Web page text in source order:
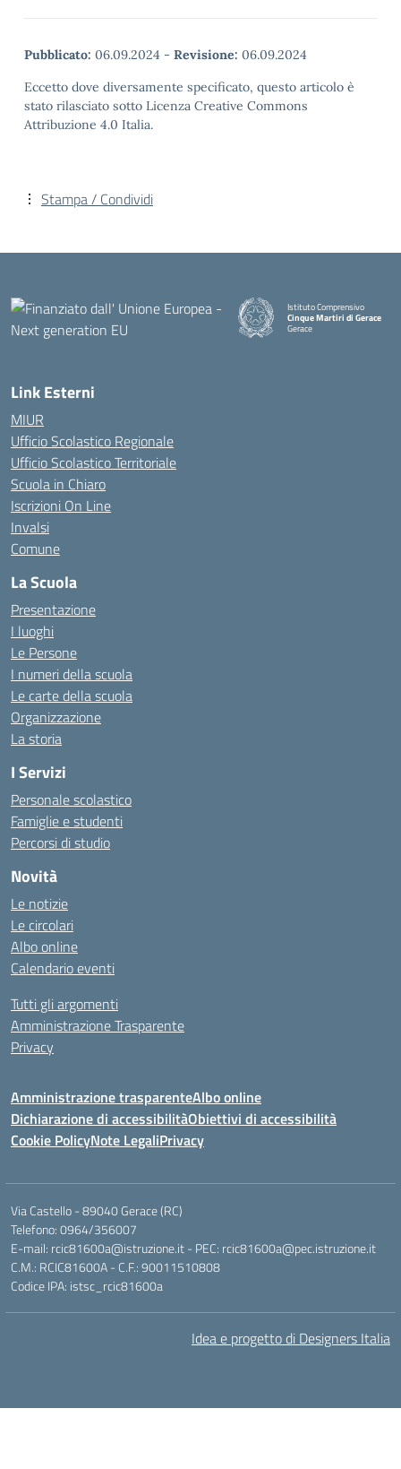
Pubblicato: 06.09.2024 - Revisione: 06.09.2024
Eccetto dove diversamente specificato, questo articolo è
stato rilasciato sotto Licenza Creative Commons
Attribuzione 4.0 Italia.
Stampa / Condividi
Istituto Comprensivo
Cinque Martiri di Gerace
Gerace
Link Esterni
MIUR
Ufficio Scolastico Regionale
Ufficio Scolastico Territoriale
Scuola in Chiaro
Iscrizioni On Line
Invalsi
Comune
La Scuola
Presentazione
I luoghi
Le Persone
I numeri della scuola
Le carte della scuola
Organizzazione
La storia
I Servizi
Personale scolastico
Famiglie e studenti
Percorsi di studio
Novità
Le notizie
Le circolari
Albo online
Calendario eventi
Tutti gli argomenti
Amministrazione Trasparente
Privacy
Amministrazione trasparenteAlbo online
Dichiarazione di accessibilitàObiettivi di accessibilità
Cookie PolicyNote LegaliPrivacy
Via Castello - 89040 Gerace (RC)
Telefono: 0964/356007
E-mail: rcic81600a@istruzione.it - PEC: rcic81600a@pec.istruzione.it
C.M.: RCIC81600A - C.F.: 90011510808
Codice IPA: istsc_rcic81600a
Idea e progetto di Designers Italia